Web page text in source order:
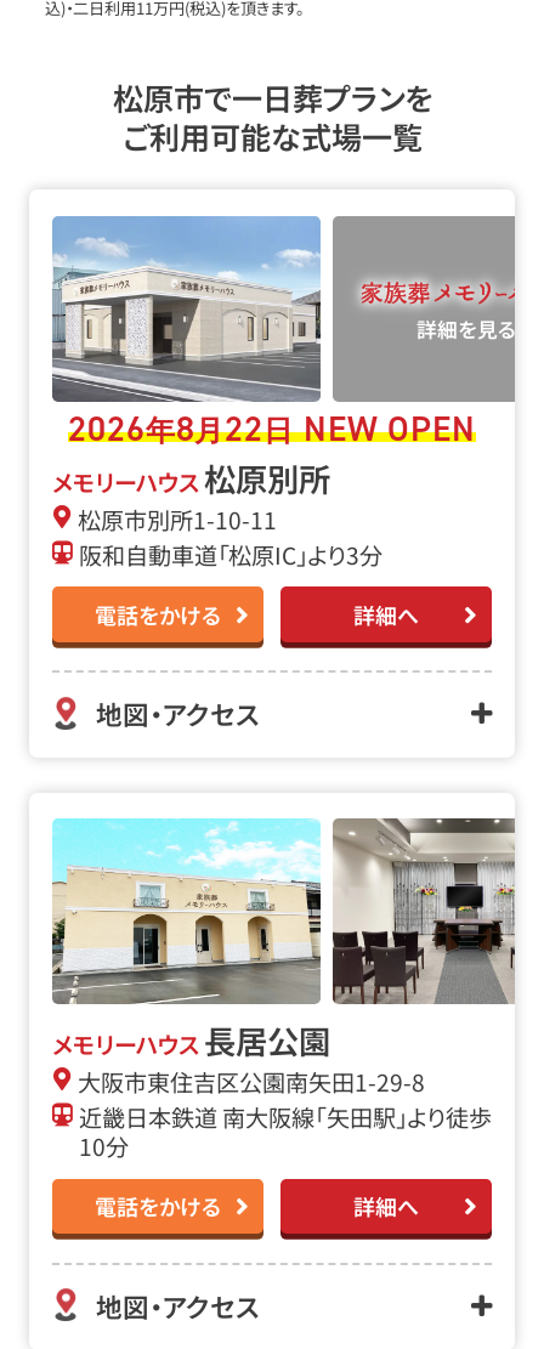
込)・二日利用11万円(税込)を頂きます。
松原市で一日葬プランを
ご利用可能な式場一覧
詳細を見る
2026年8月22日NEW OPEN
メモリーハウス松原別所
松原市別所1-10-11
阪和自動車道「松原IC」より3分
電話をかける 詳細へ
地図・アクセス
メモリーハウス長居公園
大阪市東住吉区公園南矢田1-29-8
近畿日本鉄道 南大阪線「矢田駅」より徒歩
10分
電話をかける 詳細へ
地図・アクセス